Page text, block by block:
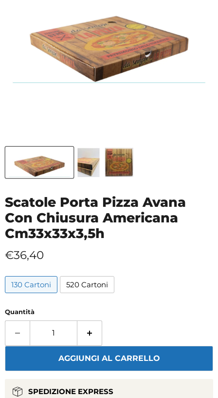
Scatole Porta Pizza Avana
Con Chiusura Americana
Cm33x33x3,5h
Prezzo attuale
€36,40
130 Cartoni 520 Cartoni
Quantità
AGGIUNGI AL CARRELLO
SPEDIZIONE EXPRESS